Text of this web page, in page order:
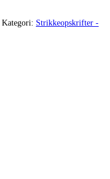
Kategori: Strikkeopskrifter -